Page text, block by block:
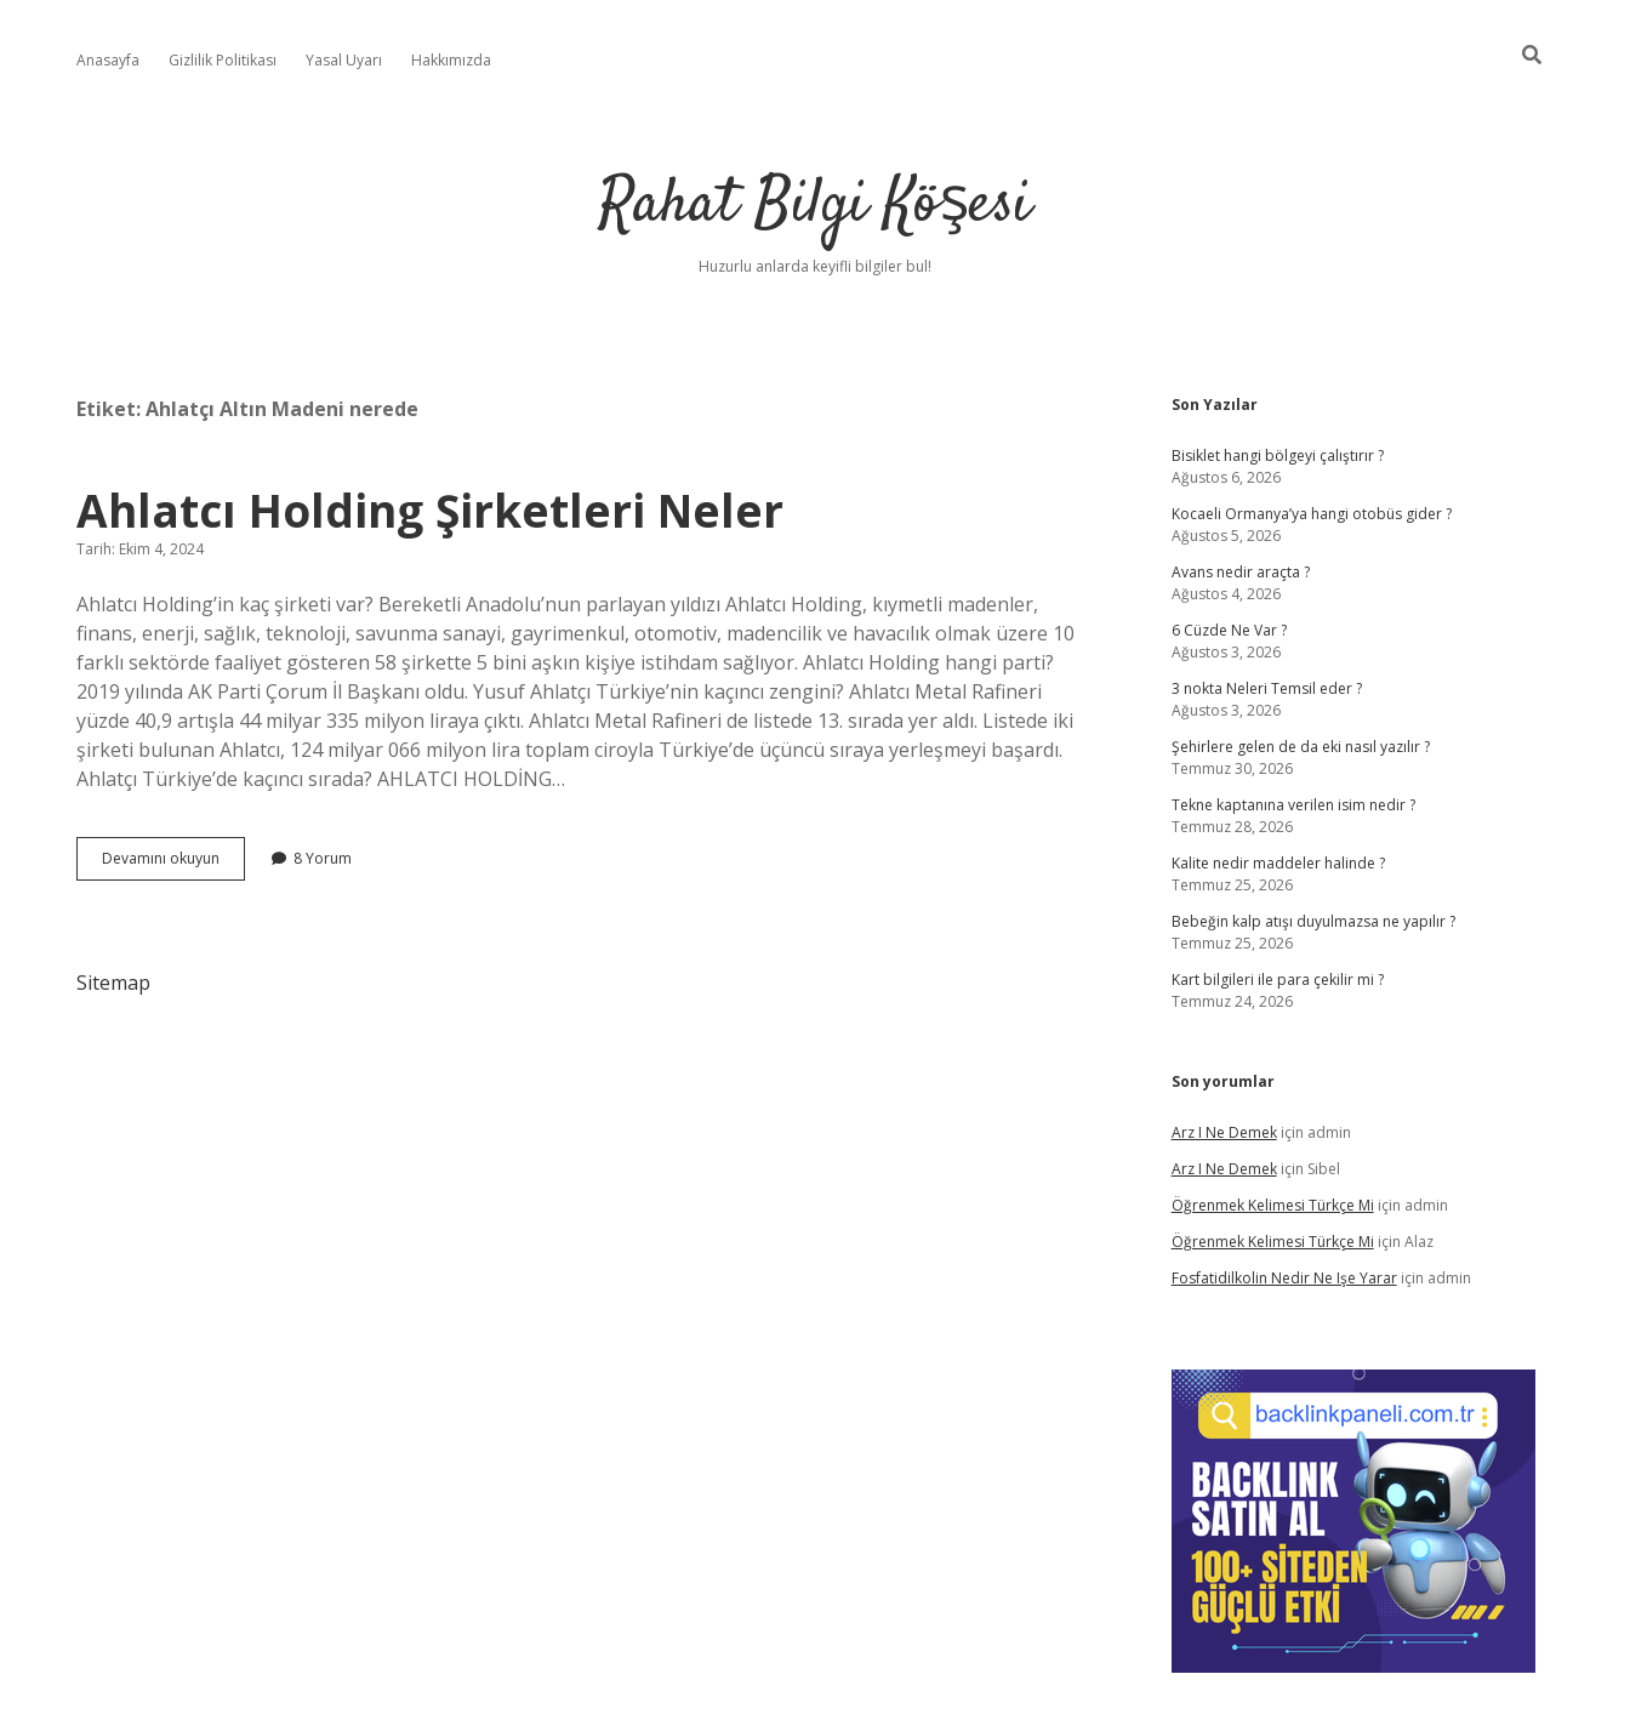
Anasayfa Gizlilik Politikası Yasal Uyarı Hakkımızda
Rahat Bilgi Köşesi
Huzurlu anlarda keyifli bilgiler bul!
Etiket:Ahlatçı Altın Madeni nerede
Ahlatcı Holding Şirketleri Neler
Tarih: Ekim 4, 2024
Ahlatcı Holding’in kaç şirketi var? Bereketli Anadolu’nun parlayan yıldızı Ahlatcı Holding, kıymetli madenler,
finans, enerji, sağlık, teknoloji, savunma sanayi, gayrimenkul, otomotiv, madencilik ve havacılık olmak üzere 10
farklı sektörde faaliyet gösteren 58 şirkette 5 bini aşkın kişiye istihdam sağlıyor. Ahlatcı Holding hangi parti?
2019 yılında AK Parti Çorum İl Başkanı oldu. Yusuf Ahlatçı Türkiye’nin kaçıncı zengini? Ahlatcı Metal Rafineri
yüzde 40,9 artışla 44 milyar 335 milyon liraya çıktı. Ahlatcı Metal Rafineri de listede 13. sırada yer aldı. Listede iki
şirketi bulunan Ahlatcı, 124 milyar 066 milyon lira toplam ciroyla Türkiye’de üçüncü sıraya yerleşmeyi başardı.
Ahlatçı Türkiye’de kaçıncı sırada? AHLATCI HOLDİNG…
Devamını okuyun
Holding
8 Yorum
Sitemap
Sidebar
Son Yazılar
Bisiklet hangi bölgeyi çalıştırır ?
Ağustos 6, 2026
Kocaeli Ormanya’ya hangi otobüs gider ?
Ağustos 5, 2026
Avans nedir araçta ?
Ağustos 4, 2026
6 Cüzde Ne Var ?
Ağustos 3, 2026
3 nokta Neleri Temsil eder ?
Ağustos 3, 2026
Şehirlere gelen de da eki nasıl yazılır ?
Temmuz 30, 2026
Tekne kaptanına verilen isim nedir ?
Temmuz 28, 2026
Kalite nedir maddeler halinde ?
Temmuz 25, 2026
Bebeğin kalp atışı duyulmazsa ne yapılır ?
Temmuz 25, 2026
Kart bilgileri ile para çekilir mi ?
Temmuz 24, 2026
Son yorumlar
Arz I Ne Demekiçin admin
Arz I Ne Demekiçin Sibel
Öğrenmek Kelimesi Türkçe Mi için admin
Öğrenmek Kelimesi Türkçe Mi için Alaz
Fosfatidilkolin Nedir Ne Işe Yarariçin admin